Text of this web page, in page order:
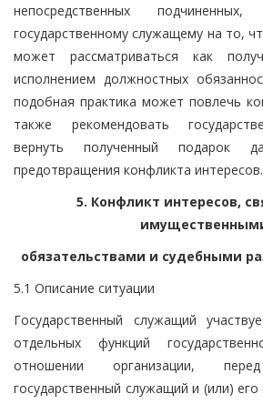
непосредственных
государственному служащему на то,
может рассматриваться как
исполнением должностных
подобная практика может повлечь
также рекомендовать
вернуть полученный подарок
предотвращения конфликта интересов.
5. Конфликт интересов,
обязательствами и судебными
5.1 Описание ситуации
Государственный служащий
отдельных функций
отношении организации,
государственный служащий и (или)